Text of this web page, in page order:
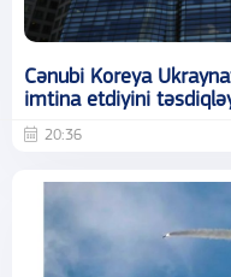
Cənubi Koreya
imtina etdiyini
20:36